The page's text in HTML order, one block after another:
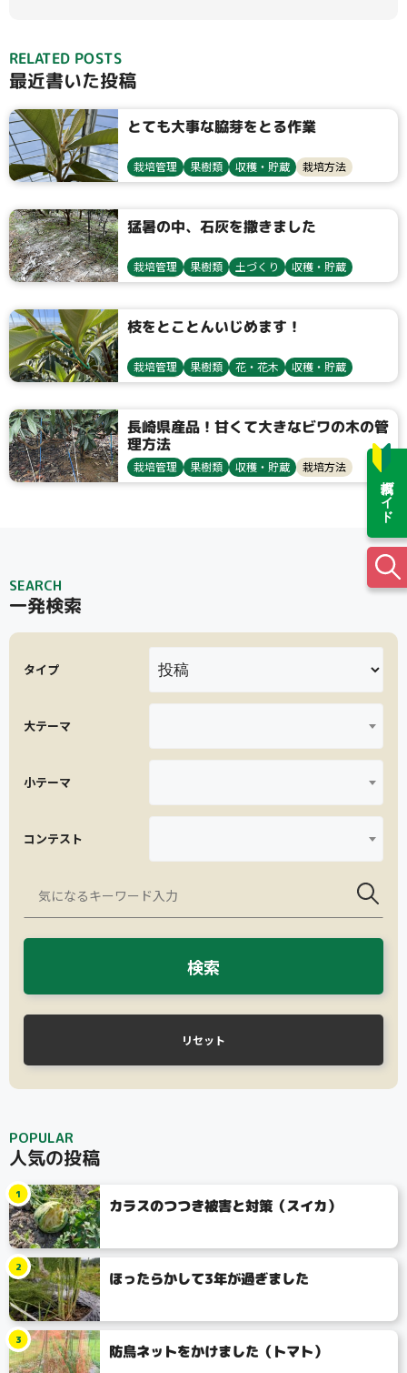
投稿ガイド
RELATED POSTS
最近書いた投稿
とても大事な脇芽をとる作業
栽培管理 果樹類 収穫・貯蔵
栽培方法
間引き
猛暑の中、石灰を撒きました
栽培管理 果樹類 土づくり
収穫・貯蔵
栽培方法
枝をとことんいじめます！
栽培管理 果樹類 花・花木
収穫・貯蔵
栽培方法
長崎県産品！甘くて大きなビワの木の管
理方法
栽培管理 果樹類 収穫・貯蔵 栽培方法
SEARCH
一発検索
タイプ
大テーマ
小テーマ
コンテスト
検索
リセット
POPULAR
人気の投稿
カラスのつつき被害と対策（スイカ）
1
ほったらかして3年が過ぎました
2
防鳥ネットをかけました（トマト）
3